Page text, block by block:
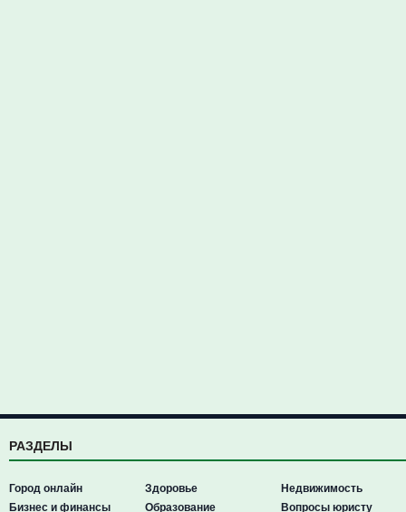
РАЗДЕЛЫ
Город онлайн
Бизнес и финансы
Здоровье
Образование
Недвижимость
Вопросы юристу